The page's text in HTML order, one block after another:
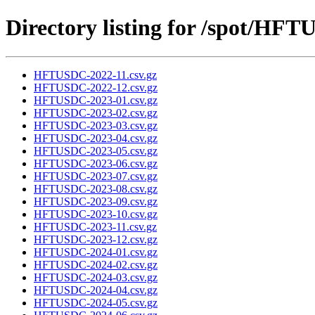
Directory listing for /spot/
HFTUSDC-2022-11.csv.gz
HFTUSDC-2022-12.csv.gz
HFTUSDC-2023-01.csv.gz
HFTUSDC-2023-02.csv.gz
HFTUSDC-2023-03.csv.gz
HFTUSDC-2023-04.csv.gz
HFTUSDC-2023-05.csv.gz
HFTUSDC-2023-06.csv.gz
HFTUSDC-2023-07.csv.gz
HFTUSDC-2023-08.csv.gz
HFTUSDC-2023-09.csv.gz
HFTUSDC-2023-10.csv.gz
HFTUSDC-2023-11.csv.gz
HFTUSDC-2023-12.csv.gz
HFTUSDC-2024-01.csv.gz
HFTUSDC-2024-02.csv.gz
HFTUSDC-2024-03.csv.gz
HFTUSDC-2024-04.csv.gz
HFTUSDC-2024-05.csv.gz